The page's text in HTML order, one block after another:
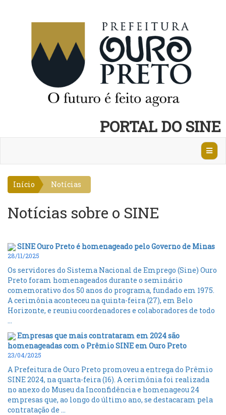
PORTAL DO SINE
Abrir
Início Notícias
Notícias sobre o SINE
SINE Ouro Preto é homenageado pelo Governo de Minas
28/11/2025
Os servidores do Sistema Nacional de Emprego (Sine) Ouro
Preto foram homenageados durante o seminário
comemorativo dos 50 anos do programa, fundado em 1975.
A cerimônia aconteceu na quinta-feira (27), em Belo
Horizonte, e reuniu coordenadores e colaboradores de todo
...
Empresas que mais contrataram em 2024 são
homenageadas com o Prêmio SINE em Ouro Preto
23/04/2025
A Prefeitura de Ouro Preto promoveu a entrega do Prêmio
SINE 2024, na quarta-feira (16). A cerimônia foi realizada
no anexo do Museu da Inconfidência e homenageou 24
empresas que, ao longo do último ano, se destacaram pela
contratação de ...